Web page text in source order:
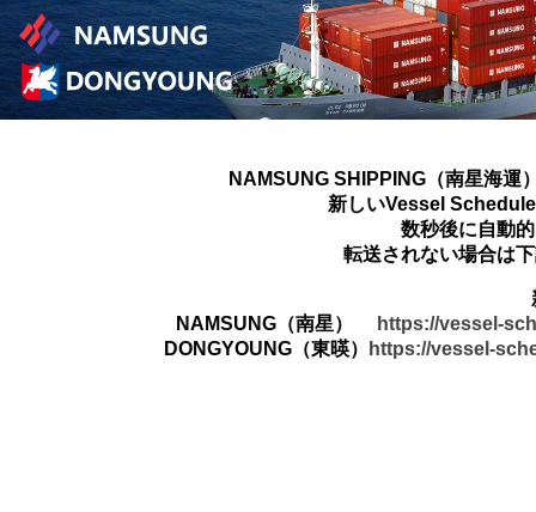
NAMSUNG SHIPPING（南星海運
新しいVessel
数秒後に自動
転送されない場合は
NAMSUNG（南星）
https://vessel-
DONGYOUNG（東暎）
https://vessel-